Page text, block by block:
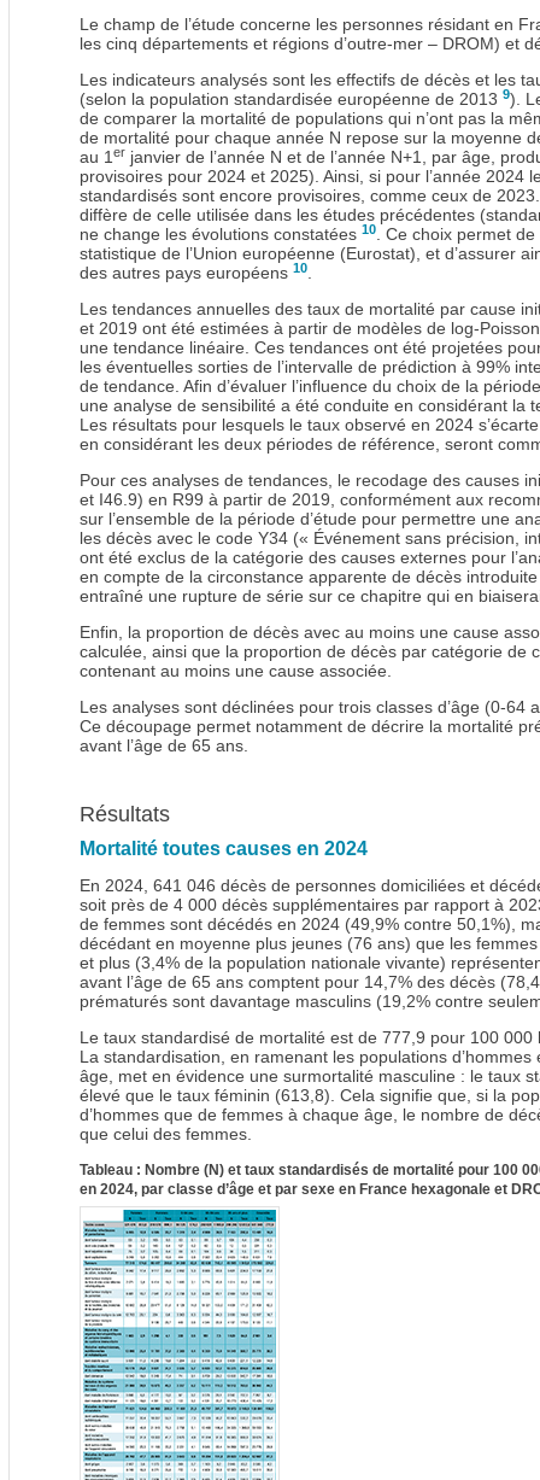
Le champ de l’étude concerne les personnes résidant en
les cinq départements et régions d’outre-mer – DROM) et
Les indicateurs analysés sont les effectifs de décès et les
(selon la population standardisée européenne de 2013 9).
de comparer la mortalité de populations qui n’ont pas la
de mortalité pour chaque année N repose sur la moyenne
au 1 er janvier de l’année N et de l’année N+1, par âge,
provisoires pour 2024 et 2025). Ainsi, si pour l’année 2024
standardisés sont encore provisoires, comme ceux de
diffère de celle utilisée dans les études précédentes
ne change les évolutions constatées 10
. Ce choix permet
statistique de l’Union européenne (Eurostat), et d’assurer
des autres pays européens 10
Les tendances annuelles des taux de mortalité par cause
et 2019 ont été estimées à partir de modèles de log-
une tendance linéaire. Ces tendances ont été projetées
les éventuelles sorties de l’intervalle de prédiction à 99%
de tendance. Afin d’évaluer l’influence du choix de la
une analyse de sensibilité a été conduite en considérant la
Les résultats pour lesquels le taux observé en 2024
en considérant les deux périodes de référence, seront
Pour ces analyses de tendances, le recodage des causes
et I46.9) en R99 à partir de 2019, conformément aux
sur l’ensemble de la période d’étude pour permettre une
les décès avec le code Y34 (« Événement sans précision,
ont été exclus de la catégorie des causes externes pour
en compte de la circonstance apparente de décès
entraîné une rupture de série sur ce chapitre qui en
Enfin, la proportion de décès avec au moins une cause
calculée, ainsi que la proportion de décès par catégorie de
contenant au moins une cause associée.
Les analyses sont déclinées pour trois classes d’âge (0-
Ce découpage permet notamment de décrire la mortalité
avant l’âge de 65 ans.
Résultats
Mortalité toutes causes en 2024
En 2024, 641 046 décès de personnes domiciliées et
soit près de 4 000 décès supplémentaires par rapport à
de femmes sont décédés en 2024 (49,9% contre 50,1%),
décédant en moyenne plus jeunes (76 ans) que les
et plus (3,4% de la population nationale vivante)
avant l’âge de 65 ans comptent pour 14,7% des décès
prématurés sont davantage masculins (19,2% contre
Le taux standardisé de mortalité est de 777,9 pour 100
La standardisation, en ramenant les populations
âge, met en évidence une surmortalité masculine : le taux
élevé que le taux féminin (613,8). Cela signifie que, si la
d’hommes que de femmes à chaque âge, le nombre de
que celui des femmes.
Tableau : Nombre (N) et taux standardisés de mortalité pour 100
en 2024, par classe d’âge et par sexe en France hexagonale et